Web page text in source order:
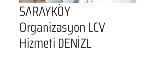
SARAYKÖY
Organizasyon LCV
Hizmeti DENİZLİ